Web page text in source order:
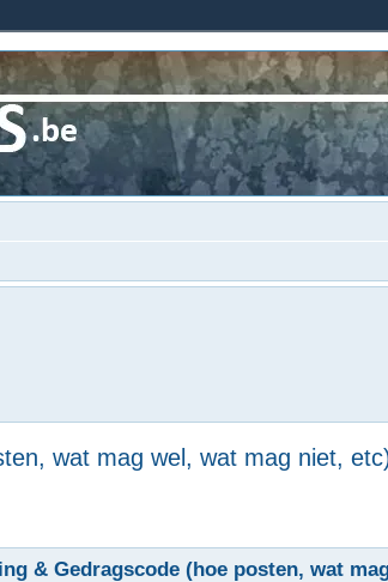
wat mag wel, wat mag niet,
& Gedragscode (hoe posten, wat